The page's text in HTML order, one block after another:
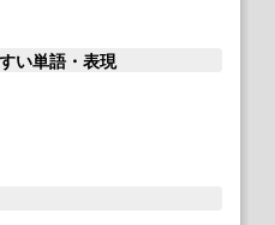
い単語・表現